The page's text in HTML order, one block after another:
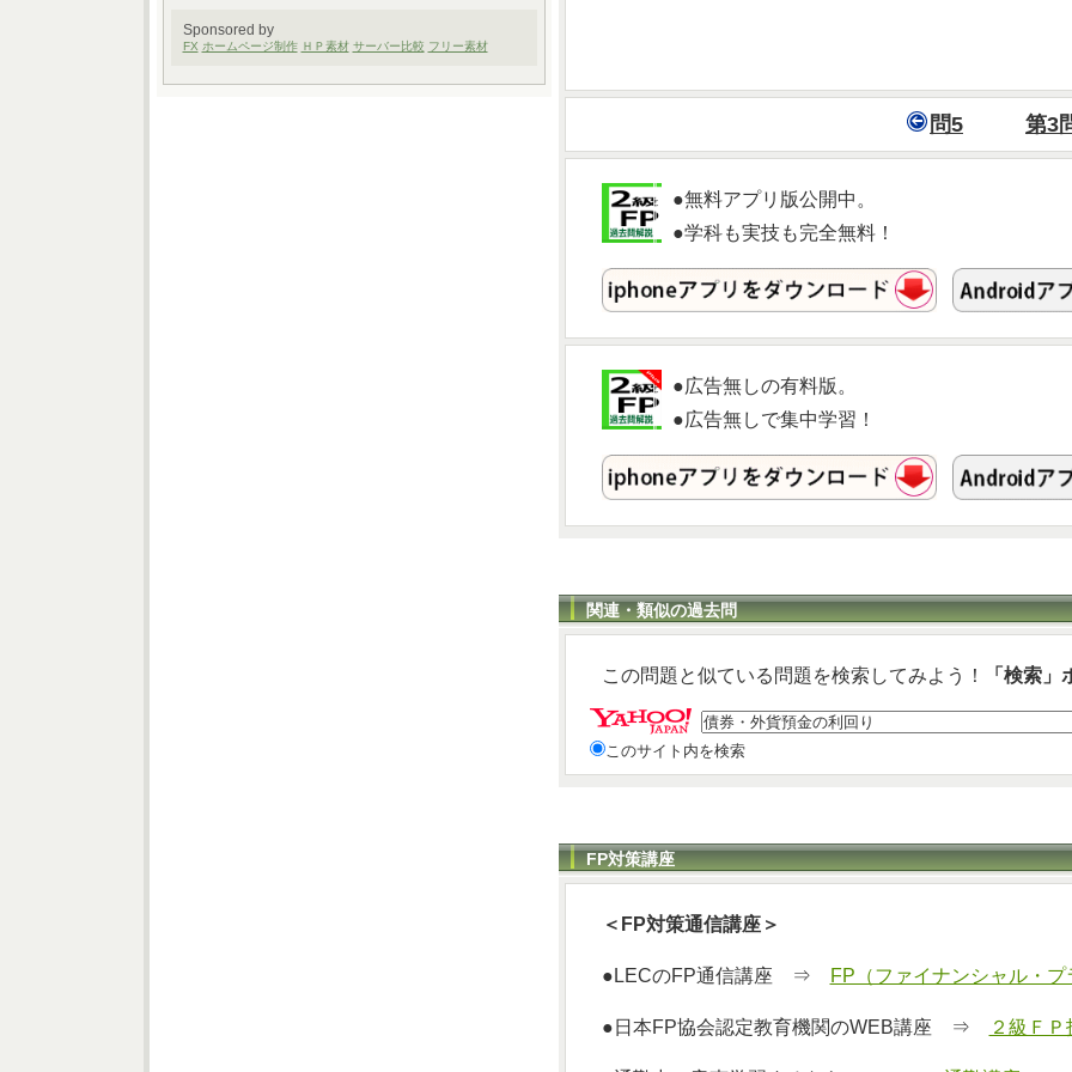
問5 第3
●無料アプリ版公開中。
●学科も実技も完全無料！
●広告無しの有料版。
●広告無しで集中学習！
関連・類似の過去問
この問題と似ている問題を検索してみよう！ 「検索
このサイト内を検索
FP対策講座
＜FP対策通信講座＞
●LECのFP通信講座 ⇒ FP（ファイナンシャル・
●日本FP協会認定教育機関のWEB講座 ⇒ ２級ＦＰ
Sponsored by
FX ホームページ制作 ＨＰ素材 サーバー比較 フリー素材